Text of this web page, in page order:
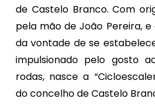
de Castelo Branco. Com
pela mão de João Pereira,
da vontade de se
impulsionado pelo gosto
rodas, nasce a
do concelho de Castelo